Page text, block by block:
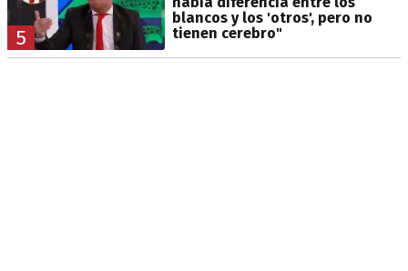
5
blancos y los 'otros', pero no
tienen cerebro"